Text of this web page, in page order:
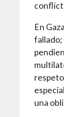
En
fallado;
una